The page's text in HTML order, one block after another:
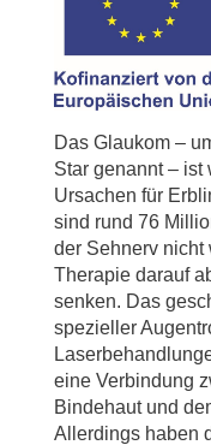
Das Glaukom –
Star genannt – ist
Ursachen für
sind rund 76
der Sehnerv nicht
Therapie darauf
senken. Das
spezieller
eine Verbindung
Bindehaut und
Allerdings haben